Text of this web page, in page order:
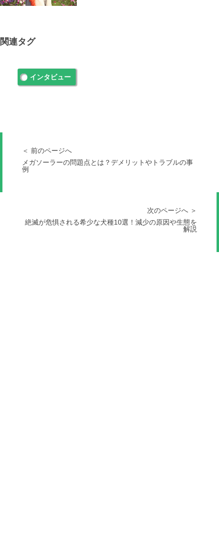
関連タグ
インタビュー
＜ 前のページへ
メガソーラーの問題点とは？デメリットやトラブルの事
例
次のページへ ＞
絶滅が危惧される希少な犬種10選！減少の原因や生態を
解説